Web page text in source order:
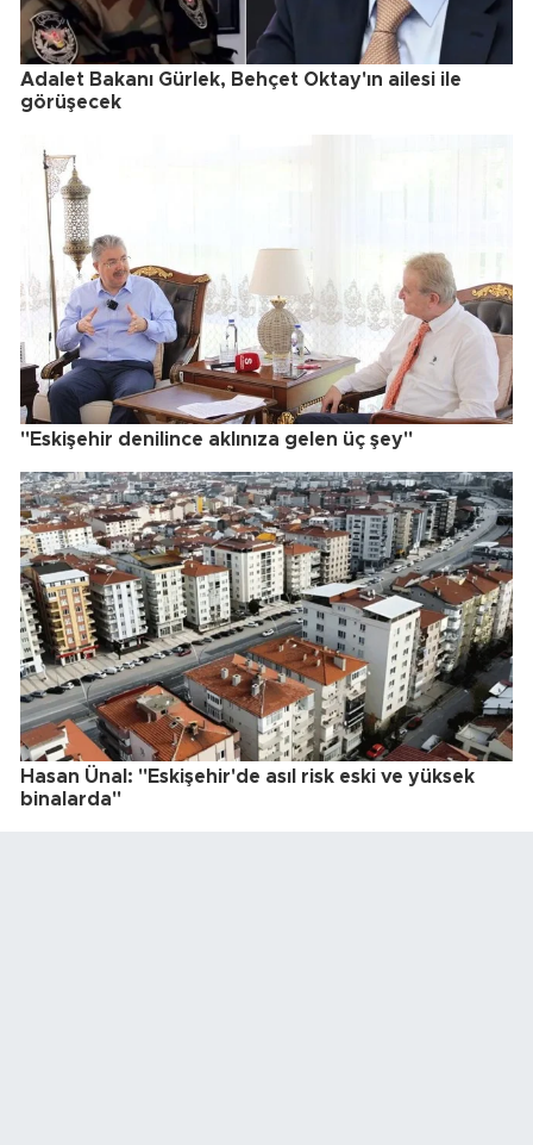
Adalet Bakanı Gürlek, Behçet Oktay'ın ailesi ile
görüşecek
"Eskişehir denilince aklınıza gelen üç şey"
Hasan Ünal: "Eskişehir'de asıl risk eski ve yüksek
binalarda"